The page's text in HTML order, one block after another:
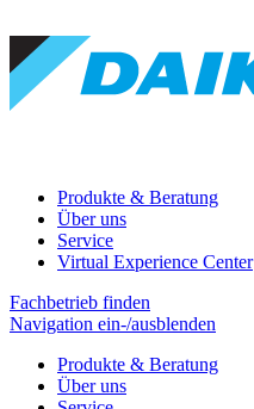
Produkte & Beratung
Über uns
Service
Virtual Experience Center
Fachbetrieb finden
Navigation ein-/ausblenden
Produkte & Beratung
Über uns